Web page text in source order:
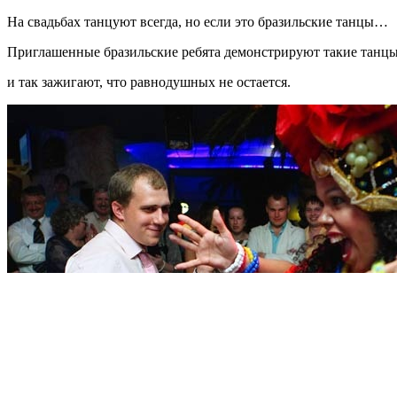
На свадьбах танцуют всегда, но если это бразильские танцы…
Приглашенные бразильские ребята демонстрируют такие
и так зажигают, что равнодушных не остается.